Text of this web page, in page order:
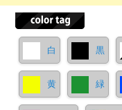
白 黒
黄 緑